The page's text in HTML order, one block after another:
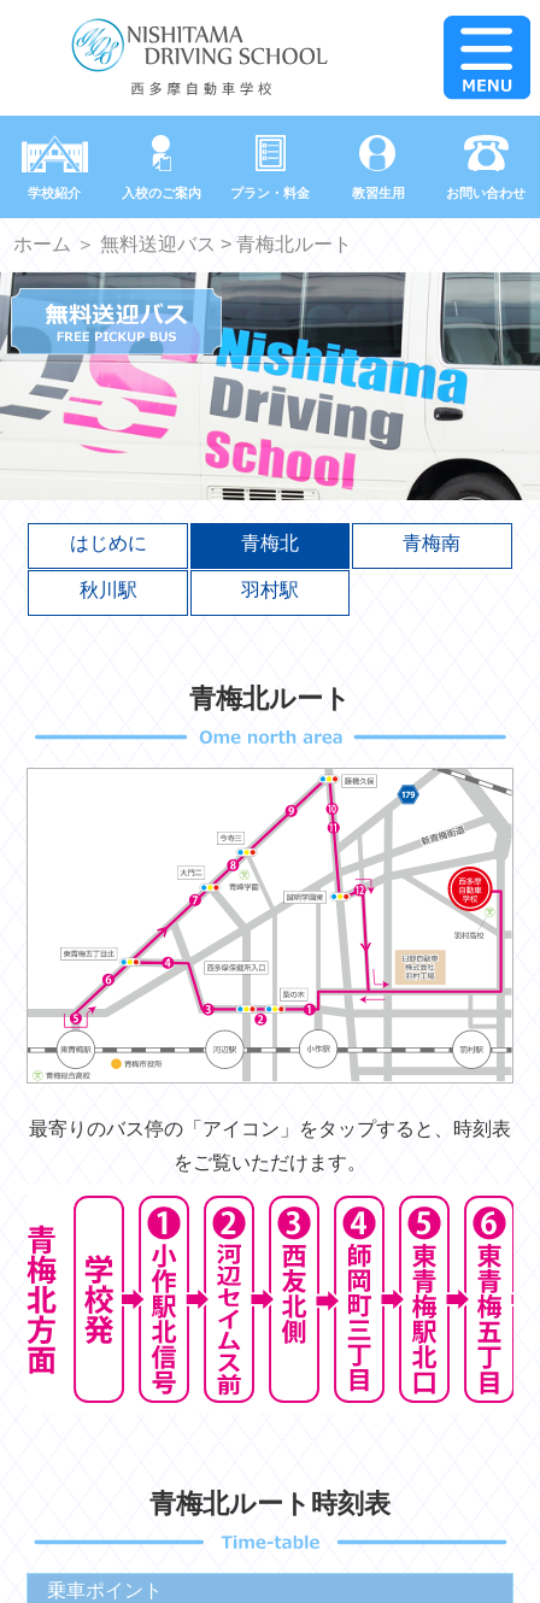
学校紹介 入校のご案内 プラン・料金 教習生用 お問い合わせ
ホーム ＞無料送迎バス > 青梅北ルート
はじめに 青梅北 青梅南
秋川駅 羽村駅
青梅北ルート
最寄りのバス停の「アイコン」をタップすると、時刻表
をご覧いただけます。
青梅北ルート時刻表
乗車ポイント